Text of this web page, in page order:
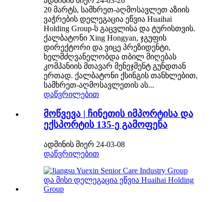
20 მარტს, სამხრეთ-აღმოსავლეთ აზიის
ვაჭრების დელეგაცია ეწვია Huaihai
Holding Group-ს გაცვლისა და ტურისთვის.
ქალბატონი Xing Hongyan, ჯგუფის
დირექტორი და ვიცე პრეზიდენტი,
ხელმძღვანელობდა თბილ მიღებას
კომპანიის მთავარ მენეჯმენტ გუნდთან
ერთად. ქალბატონი ქსინგის თანხლებით,
სამხრეთ-აღმოსავლეთის ას...
დაწვრილებით
მოწვევა | ჩინეთის იმპორტისა და
ექსპორტის 135-ე გამოფენა
ადმინის მიერ 24-03-08
დაწვრილებით